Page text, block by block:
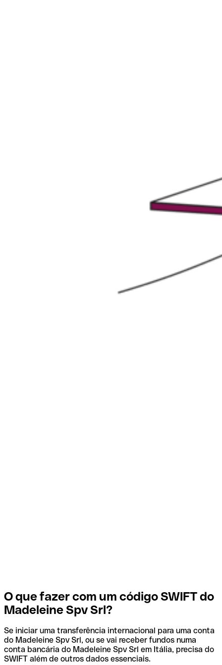
O que fazer com um código SWIFT do
Madeleine Spv Srl?
Se iniciar uma transferência internacional para uma conta
do Madeleine Spv Srl, ou se vai receber fundos numa
conta bancária do Madeleine Spv Srl em Itália, precisa do
SWIFT além de outros dados essenciais.